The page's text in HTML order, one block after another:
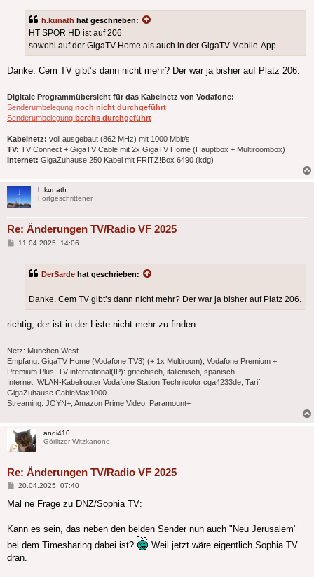
h.kunath hat geschrieben:
HT SPOR HD ist auf 206
sowohl auf der GigaTV Home als auch in der GigaTV Mobile-App
Danke. Cem TV gibt’s dann nicht mehr? Der war ja bisher auf Platz 206.
Digitale Programmübersicht für das Kabelnetz von Vodafone:
Senderumbelegung noch nicht durchgeführt
Senderumbelegung bereits durchgeführt
Kabelnetz: voll ausgebaut (862 MHz) mit 1000 Mbit/s
TV: TV Connect + GigaTV Cable mit 2x GigaTV Home (Hauptbox + Multiroombox)
Internet: GigaZuhause 250 Kabel mit FRITZ!Box 6490 (kdg)
h.kunath
Fortgeschrittener
Re: Änderungen TV/Radio VF 2025
Beitrag
11.04.2025, 14:06
DerSarde hat geschrieben:
Danke. Cem TV gibt’s dann nicht mehr? Der war ja bisher auf Platz 206.
richtig, der ist in der Liste nicht mehr zu finden
Netz: München West
Empfang: GigaTV Home (Vodafone TV3) (+ 1x Multiroom), Vodafone Premium +
Premium Plus; TV international(IP): griechisch, italienisch, spanisch
Internet: WLAN-Kabelrouter Vodafone Station Technicolor cga4233de; Tarif:
GigaZuhause CableMax1000
Streaming: JOYN+, Amazon Prime Video, Paramount+
andi410
Görlitzer Witzkanone
Re: Änderungen TV/Radio VF 2025
Beitrag
20.04.2025, 07:40
Mal ne Frage zu DNZ/Sophia TV:
Kann es sein, das neben den beiden Sender nun auch "Neu Jerusalem"
bei dem Timesharing dabei ist?
Weil jetzt wäre eigentlich Sophia TV
dran.